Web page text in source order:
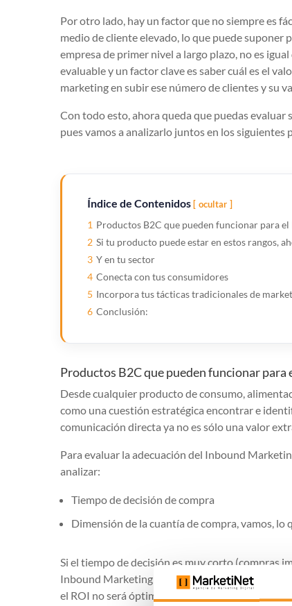
Por otro lado, hay un factor que no siempre es
medio de cliente elevado, lo que puede
empresa de primer nivel a largo plazo, no es
evaluable y un factor clave es saber cuál es el
marketing en subir ese número de clientes y su
Con todo esto, ahora queda que puedas
pues vamos a analizarlo juntos en los siguientes
Índice de Contenidos ocultar
1 Productos B2C que pueden funcionar para
2 Si tu producto puede estar en estos rangos,
3 Y en tu sector
4 Conecta con tus consumidores
5 Incorpora tus tácticas tradicionales de
6 Conclusión:
Productos B2C que pueden funcionar
Desde cualquier producto de consumo,
como una cuestión estratégica encontrar e
comunicación directa ya no es sólo una valor
Para evaluar la adecuación del Inbound
analizar:
Tiempo de decisión de compra
Dimensión de la cuantía de compra, vamos, lo
Si el tiempo de decisión es muy corto (compras
Inbound Marketing tiene pocas opciones de
el ROI no será óptimo.